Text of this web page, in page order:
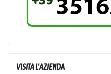
VISITA L'AZIENDA